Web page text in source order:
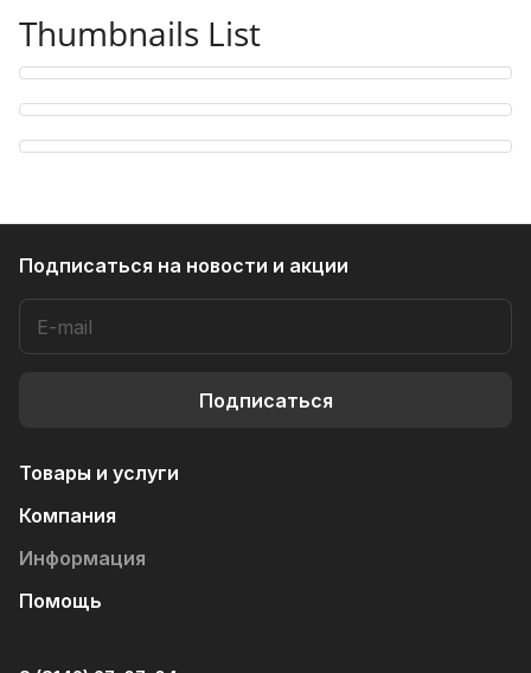
Thumbnails List
Подписаться на новости и акции
Подписаться
Товары и услуги
Компания
Информация
Помощь